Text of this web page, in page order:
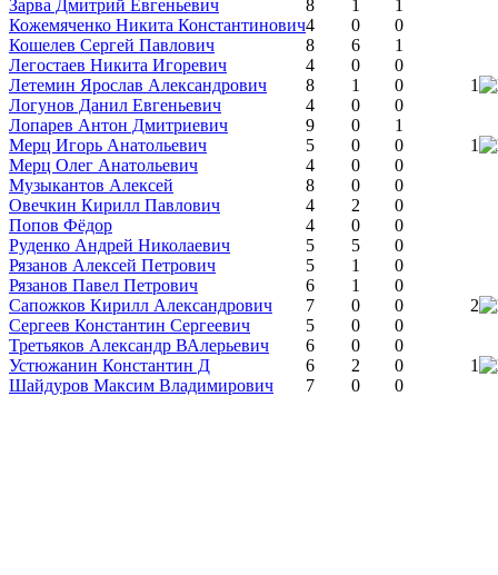
Зарва Дмитрий Евгеньевич
8 1
1
Кожемяченко Никита Константинович4 0
0
Кошелев Сергей Павлович
8 6
1
Легостаев Никита Игоревич
4 0
0
Летемин Ярослав Александрович
8 1 0
1
Логунов Данил Евгеньевич
4 0
0
Лопарев Антон Дмитриевич
9 0
1
Мерц Игорь Анатольевич
5 0 0
1
Мерц Олег Анатольевич
4 0
0
Музыкантов Алексей
8 0
0
Овечкин Кирилл Павлович
4 2
0
Попов Фёдор
4 0
0
Руденко Андрей Николаевич
5 5
0
Рязанов Алексей Петрович
5 1
0
Рязанов Павел Петрович
6 1
0
Сапожков Кирилл Александрович
7 0 0
2
Сергеев Константин Сергеевич
5 0
0
Третьяков Александр ВАлерьевич
6 0
0
Устюжанин Константин Д
6 2 0
1
Шайдуров Максим Владимирович
7 0 0